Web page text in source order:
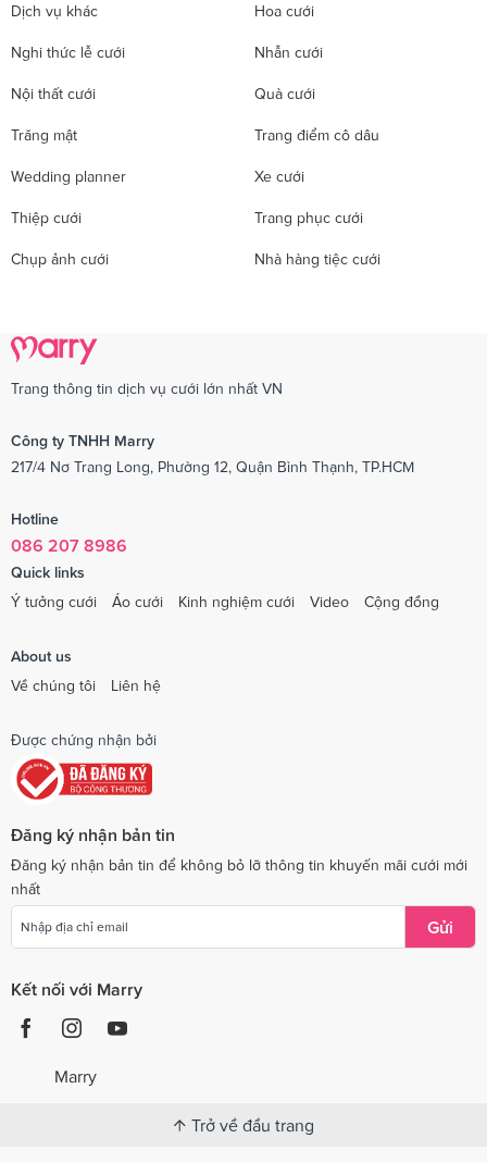
Dịch vụ khác Hoa cưới
Nghi thức lễ cưới Nhẫn cưới
Nội thất cưới Quà cưới
Trăng mật Trang điểm cô dâu
Wedding planner Xe cưới
Thiệp cưới Trang phục cưới
Chụp ảnh cưới Nhà hàng tiệc cưới
Trang thông tin dịch vụ cưới lớn nhất VN
Công ty TNHH Marry
217/4 Nơ Trang Long, Phường 12, Quận Bình Thạnh, TP.HCM
Hotline
086 207 8986
Quick links
Ý tưởng cưới
Áo cưới Kinh nghiệm cưới Video Cộng đồng
About us
Về chúng tôi
Liên hệ
Được chứng nhận bởi
Đăng ký nhận bản tin
Đăng ký nhận bản tin để không bỏ lỡ thông tin khuyến mãi cưới mới
nhất
Gửi
Kết nối với Marry
Marry
Trở về đầu trang